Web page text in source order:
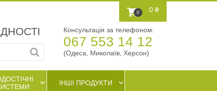
0 0 ₴
Консультація за телефоном:
067 553 14 12
(Одеса, Миколаїв, Херсон)
ІНШІ ПРОДУКТИ